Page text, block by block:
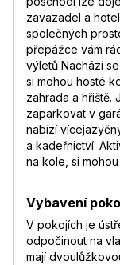
zavazadel a
společných
přepážce vám
výletů Nachází
si mohou hosté
zahrada a hřiště.
zaparkovat v
nabízí
a kadeřnictví.
na kole, si
Vybavení
V pokojích je
odpočinout na
mají